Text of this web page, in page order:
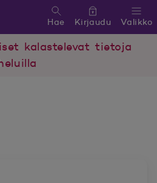
Valikko
Hae Kirjaudu
kalastelevat tietoja